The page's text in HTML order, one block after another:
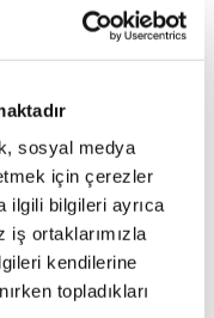
sosyal medya
için çerezler
ilgili bilgileri ayrıca
iş ortaklarımızla
kendilerine
topladıkları
araç